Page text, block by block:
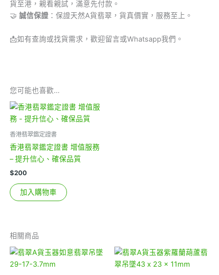
貨至港，親看親試，滿意先付款。
🤝 誠信保證 ：保證天然A貨翡翠，貨真價實，服務至上。
📩如有查詢或找貨需求，歡迎留言或Whatsapp我們。
您可能也喜歡…
香港翡翠鑑定證書
香港翡翠鑑定證書 增值服務
– 提升信心、確保品質
$200
加入購物車
相關商品